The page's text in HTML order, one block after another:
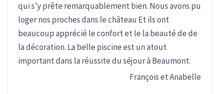
qui s’y prête remarquablement bien. Nous avons pu
loger nos proches dans le château Et ils ont
beaucoup apprécié le confort et le la beauté de de
la décoration. La belle piscine est un atout
important dans la réussite du séjour à Beaumont.
François et Anabelle